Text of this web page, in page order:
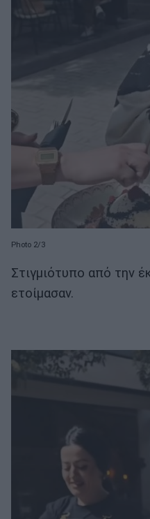
Photo 2/3
Στιγμιότυπο από την
ετοίμασαν.